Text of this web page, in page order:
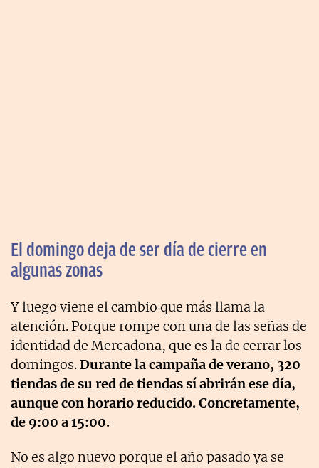
El domingo deja de ser día de cierre en
algunas zonas
Y luego viene el cambio que más llama la
atención. Porque rompe con una de las señas de
identidad de Mercadona, que es la de cerrar los
domingos.Durante la campaña de verano, 320
tiendas de su red de tiendas sí abrirán ese día,
aunque con horario reducido. Concretamente,
de 9:00 a 15:00.
No es algo nuevo porque el año pasado ya se